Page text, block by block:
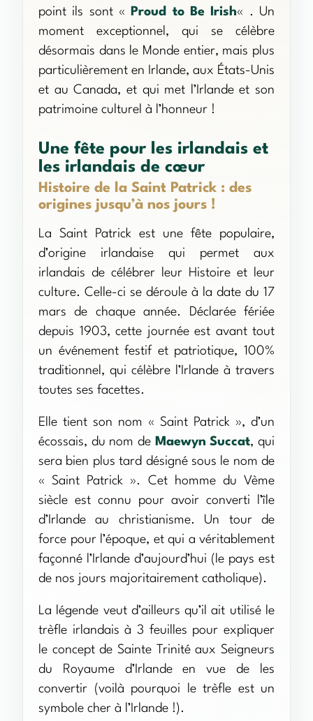
point ils sont «
Proud to Be Irish« . Un
moment exceptionnel, qui se célèbre
désormais dans le Monde entier, mais plus
particulièrement en Irlande, aux États-Unis
et au Canada, et qui met l’Irlande et son
patrimoine culturel à l’honneur !
Une fête pour les irlandais et
les irlandais de cœur
Histoire de la Saint Patrick : des
origines jusqu’à nos jours !
La Saint Patrick est une fête populaire,
d’origine irlandaise qui permet aux
irlandais de célébrer leur Histoire et leur
culture. Celle-ci se déroule à la date du 17
mars de chaque année. Déclarée fériée
depuis 1903, cette journée est avant tout
un événement festif et patriotique, 100%
traditionnel, qui célèbre l’Irlande à travers
toutes ses facettes.
Elle tient son nom « Saint Patrick », d’un
écossais, du nom de Maewyn Succat, qui
sera bien plus tard désigné sous le nom de
« Saint Patrick ». Cet homme du Vème
siècle est connu pour avoir converti l’île
d’Irlande au christianisme. Un tour de
force pour l’époque, et qui a véritablement
façonné l’Irlande d’aujourd’hui (le pays est
de nos jours majoritairement catholique).
La légende veut d’ailleurs qu’il ait utilisé le
trèfle irlandais à 3 feuilles pour expliquer
le concept de Sainte Trinité aux Seigneurs
du Royaume d’Irlande en vue de les
convertir (voilà pourquoi le trèfle est un
symbole cher à l’Irlande !).